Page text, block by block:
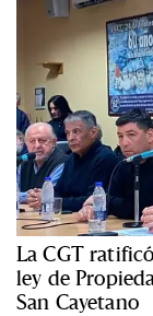
La CGT
ley de
San Cayetano